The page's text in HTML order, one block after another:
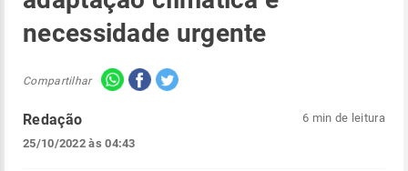
necessidade urgente
Compartilhar
Redação
25/10/2022 às 04:43
6 min de leitura